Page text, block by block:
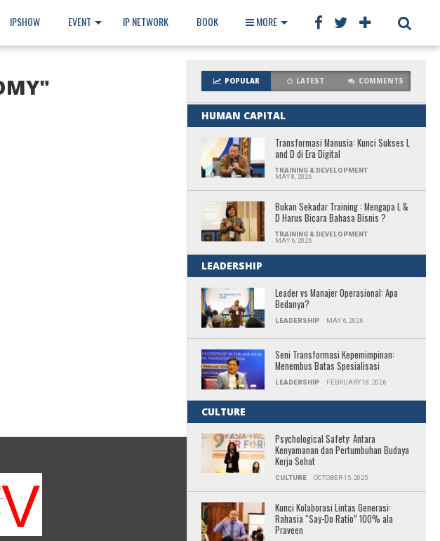
IPSHOW EVENT IP NETWORK BOOK MORE
POPULAR LATEST COMMENTS
HUMAN CAPITAL
Transformasi Manusia: Kunci Sukses L
and D di Era Digital
TRAINING & DEVELOPMENT
MAY 8, 2026
Bukan Sekadar Training : Mengapa L &
D Harus Bicara Bahasa Bisnis ?
TRAINING & DEVELOPMENT
MAY 6, 2026
LEADERSHIP
Leader vs Manajer Operasional: Apa
Bedanya?
LEADERSHIP MAY 6, 2026
Seni Transformasi Kepemimpinan:
Menembus Batas Spesialisasi
LEADERSHIP FEBRUARY 18, 2026
CULTURE
Psychological Safety: Antara
Kenyamanan dan Pertumbuhan Budaya
Kerja Sehat
CULTURE OCTOBER 15, 2025
Kunci Kolaborasi Lintas Generasi:
Rahasia “Say-Do Ratio” 100% ala
Praveen